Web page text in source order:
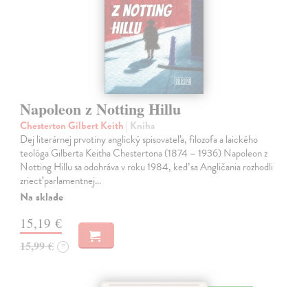
Napoleon z Notting Hillu
Chesterton Gilbert Keith | Kniha
Dej literárnej prvotiny anglický spisovateľa, filozofa a laického
teológa Gilberta Keitha Chestertona (1874 – 1936) Napoleon z
Notting Hillu sa odohráva v roku 1984, keď sa Angličania rozhodli
zriecť parlamentnej…
Na sklade
15,19 €
15,99 € ?